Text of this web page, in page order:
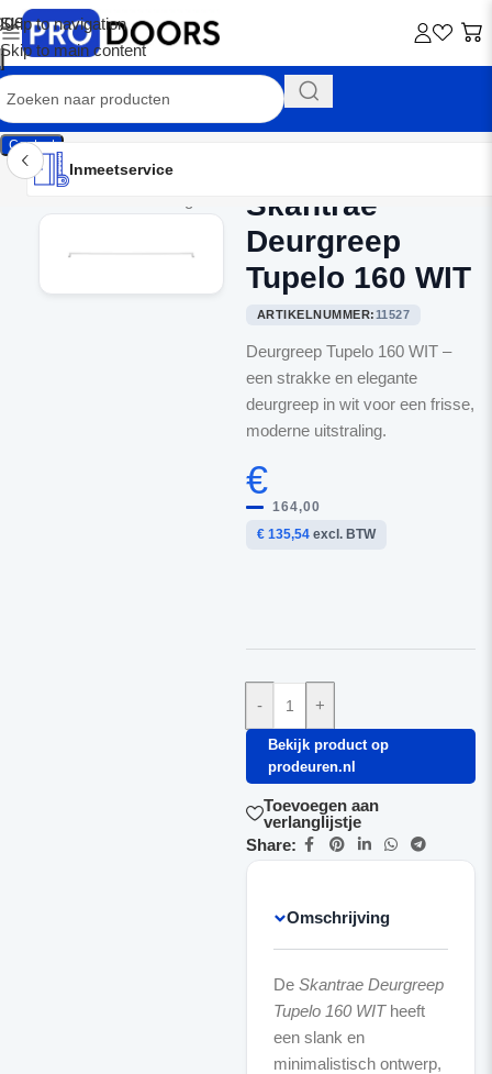
Skip to navigation
Skip to main content
Contact
Inmeetservice
Montageservice
Advies op maat
Showroom
Inmeetservice
Skantrae
Deurgreep
Tupelo 160 WIT
ARTIKELNUMMER:11527
Deurgreep Tupelo 160 WIT –
een strakke en elegante
deurgreep in wit voor een frisse,
moderne uitstraling.
€
164,00
€ 135,54excl. BTW
- +
Bekijk product op
prodeuren.nl
Toevoegen aan
verlanglijstje
Share:
Omschrijving
De Skantrae Deurgreep
Tupelo 160 WITheeft
een slank en
minimalistisch ontwerp,